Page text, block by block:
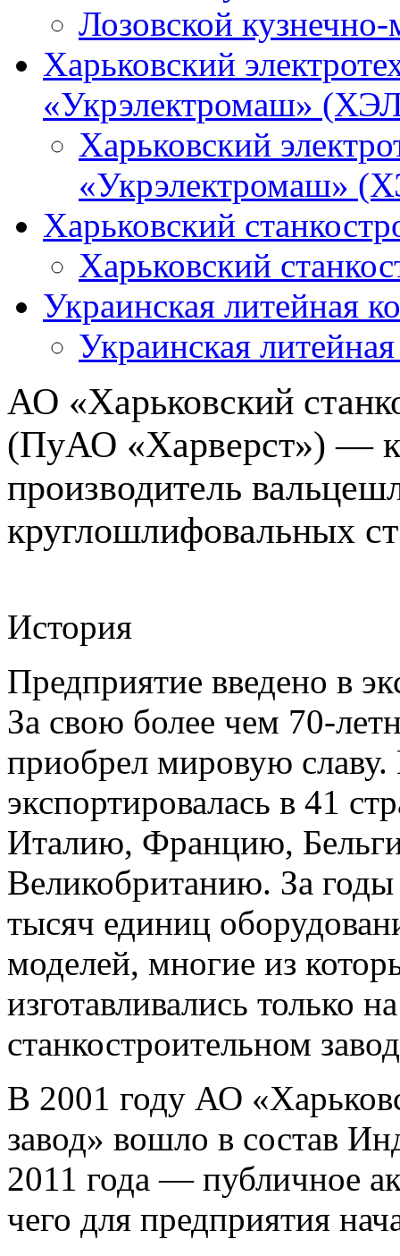
Лозовской
Харьковский
«Укрэлектромаш»
Харьковский
«Укрэлектромаш»
Харьковский
Харьковский
Украинская литейная
Украинская
АО «Харьковский
(ПуАО «Харверст») —
производитель
круглошлифовальных
История
Предприятие введено в
За свою более чем 70-
приобрел мировую
экспортировалась в 41
Италию, Францию,
Великобританию. За
тысяч единиц
моделей, многие из
изготавливались только
станкостроительном
В 2001 году АО
завод» вошло в состав
2011 года — публичное
чего для предприятия